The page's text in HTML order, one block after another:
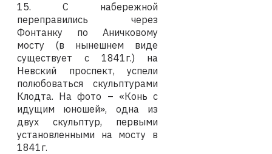
15. С набережной
переправились через
Фонтанку по Аничковому
мосту (в нынешнем виде
существует с 1841г.) на
Невский проспект, успели
полюбоваться скульптурами
Клодта. На фото – «Конь с
идущим юношей», одна из
двух скульптур, первыми
установленными на мосту в
1841г.